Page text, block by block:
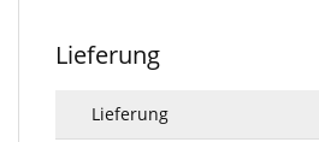
Lieferung
Lieferung